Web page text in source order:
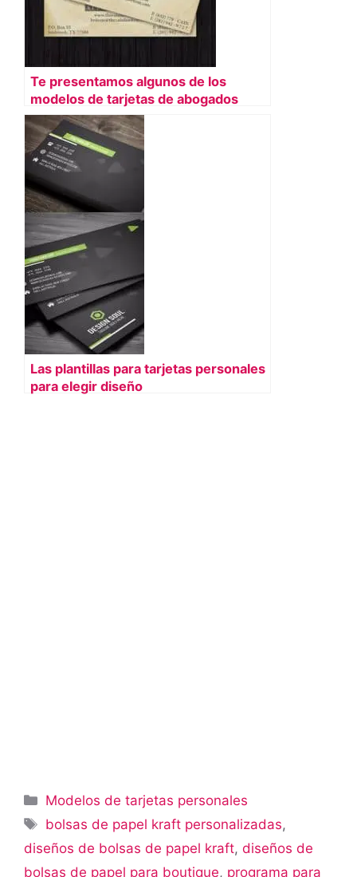
Te presentamos algunos de los
modelos de tarjetas de abogados
Las plantillas para tarjetas personales
para elegir diseño
Categorías
Modelos de tarjetas personales
Etiquetas
bolsas de papel kraft personalizadas,
diseños de bolsas de papel kraft, diseños de
bolsas de papel para boutique, programa para